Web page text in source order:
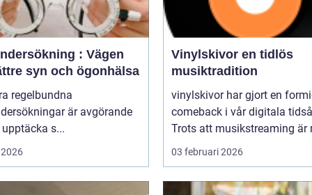
: Vägen
syn och ögonhälsa
regelbundna
är avgörande
s...
Vinylskivor en tidlös
musiktradition
vinylskivor har gjort en
comeback i vår digitala
Trots att musikstreaming är
03 februari 2026